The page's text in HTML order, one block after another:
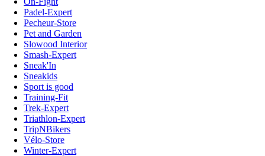
Padel-Expert
Pecheur-Store
Pet and Garden
Slowood Interior
Smash-Expert
Sneak'In
Sneakids
Sport is good
Training-Fit
Trek-Expert
Triathlon-Expert
TripNBikers
Vélo-Store
Winter-Expert